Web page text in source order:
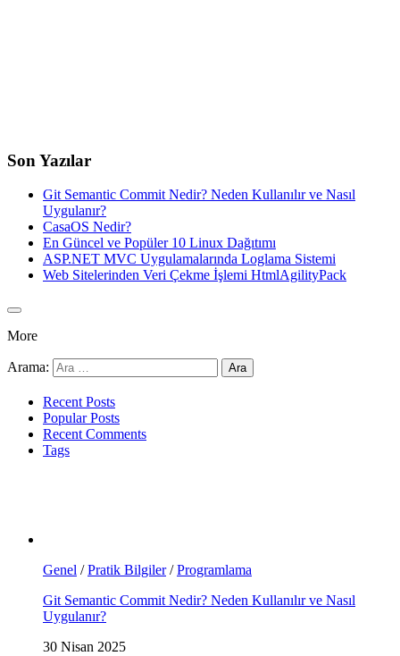
Son Yazılar
Git Semantic Commit Nedir? Neden Kullanılır ve Nasıl
Uygulanır?
CasaOS Nedir?
En Güncel ve Popüler 10 Linux Dağıtımı
ASP.NET MVC Uygulamalarında Loglama Sistemi
Web Sitelerinden Veri Çekme İşlemi HtmlAgilityPack
More
Arama:
Recent Posts
Popular Posts
Recent Comments
Tags
Genel /Pratik Bilgiler/Programlama
Git Semantic Commit Nedir? Neden Kullanılır ve Nasıl
Uygulanır?
30 Nisan 2025